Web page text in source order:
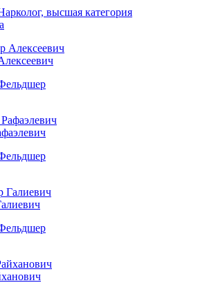
высшая категория